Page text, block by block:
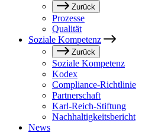
Zurück
Prozesse
Qualität
Soziale Kompetenz
Zurück
Soziale Kompetenz
Kodex
Compliance-Richtlinie
Partnerschaft
Karl-Reich-Stiftung
Nachhaltigkeitsbericht
News